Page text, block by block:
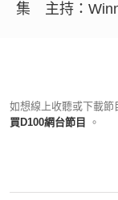
集 主持：
如想線上收聽或下載節
買D100網台節目
。